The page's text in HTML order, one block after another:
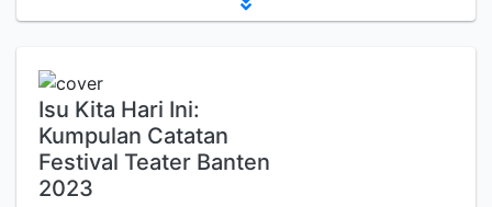
Isu Kita Hari Ini:
Kumpulan Catatan
Festival Teater Banten
2023